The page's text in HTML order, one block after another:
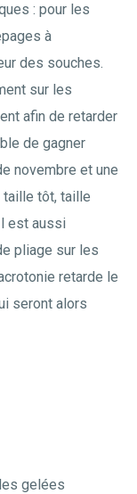
: pour les
à
des souches.
sur les
afin de retarder
de gagner
novembre et une
taille tôt, taille
est aussi
pliage sur les
retarde le
seront alors
gelées